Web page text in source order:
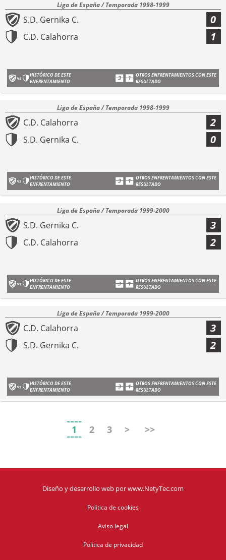
Liga de España / Temporada 1998-1999
S.D. Gernika C. 0
C.D. Calahorra 1
HISTÓRICO DE ESTE
ENFRENTAMIENTO
OTROS ENFRENTAMIENTOS CON ESTE
RESULTADO
Liga de España / Temporada 1998-1999
C.D. Calahorra 2
S.D. Gernika C. 0
HISTÓRICO DE ESTE
ENFRENTAMIENTO
OTROS ENFRENTAMIENTOS CON ESTE
RESULTADO
Liga de España / Temporada 1999-2000
S.D. Gernika C. 3
C.D. Calahorra 2
HISTÓRICO DE ESTE
ENFRENTAMIENTO
OTROS ENFRENTAMIENTOS CON ESTE
RESULTADO
Liga de España / Temporada 1999-2000
C.D. Calahorra 3
S.D. Gernika C. 2
HISTÓRICO DE ESTE
ENFRENTAMIENTO
OTROS ENFRENTAMIENTOS CON ESTE
RESULTADO
1 2 3 > >>
Diseño y desarrollo web porwww.NetyTec.com
Politica de cookies
Aviso legal
Politica de privacidad